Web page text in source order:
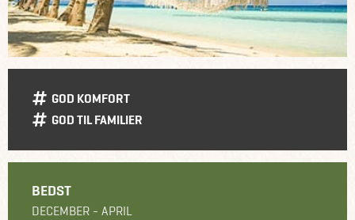
GOD KOMFORT
GOD TIL FAMILIER
BEDST
DECEMBER - APRIL